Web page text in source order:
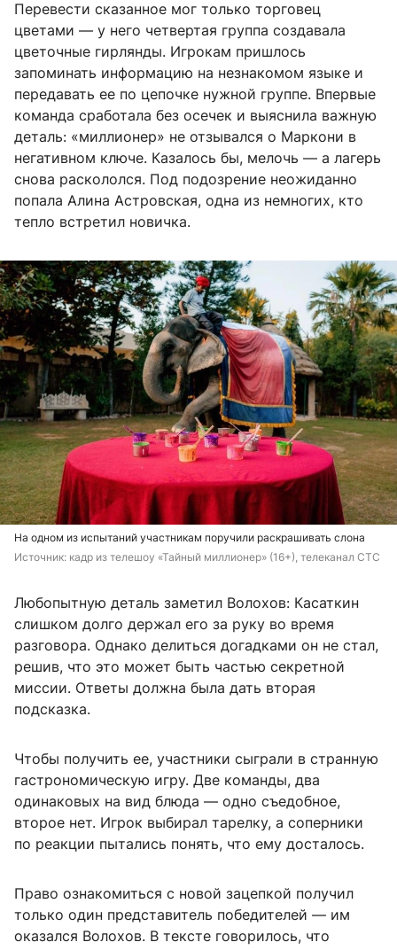
Перевести сказанное мог только торговец
цветами — у него четвертая группа создавала
цветочные гирлянды. Игрокам пришлось
запоминать информацию на незнакомом языке и
передавать ее по цепочке нужной группе. Впервые
команда сработала без осечек и выяснила важную
деталь: «миллионер» не отзывался о Маркони в
негативном ключе. Казалось бы, мелочь — а лагерь
снова раскололся. Под подозрение неожиданно
попала Алина Астровская, одна из немногих, кто
тепло встретил новичка.
На одном из испытаний участникам поручили раскрашивать слона
Источник: кадр из телешоу «Тайный миллионер» (16+), телеканал СТС
Любопытную деталь заметил Волохов: Касаткин
слишком долго держал его за руку во время
разговора. Однако делиться догадками он не стал,
решив, что это может быть частью секретной
миссии. Ответы должна была дать вторая
подсказка.
Чтобы получить ее, участники сыграли в странную
гастрономическую игру. Две команды, два
одинаковых на вид блюда — одно съедобное,
второе нет. Игрок выбирал тарелку, а соперники
по реакции пытались понять, что ему досталось.
Право ознакомиться с новой зацепкой получил
только один представитель победителей — им
оказался Волохов. В тексте говорилось, что